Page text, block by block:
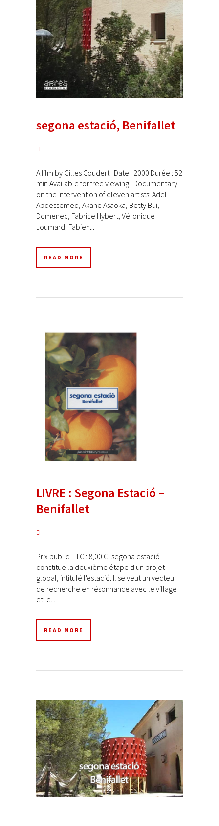
segona estació, Benifallet
A film by Gilles Coudert Date : 2000 Durée : 52
min Available for free viewing Documentary
on the intervention of eleven artists: Adel
Abdessemed, Akane Asaoka, Betty Bui,
Domenec, Fabrice Hybert, Véronique
Joumard, Fabien...
READ MORE
LIVRE : Segona Estació –
Benifallet
Prix public TTC : 8,00 € segona estació
constitue la deuxième étape d'un projet
global, intitulé l'estació. Il se veut un vecteur
de recherche en résonnance avec le village
et le...
READ MORE